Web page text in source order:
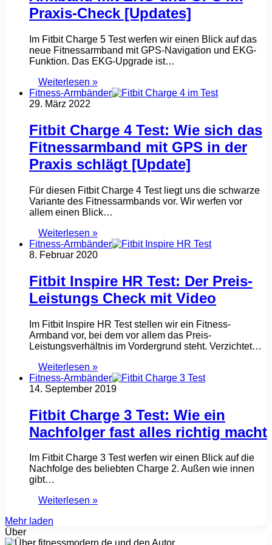
Praxis-Check [Updates]
Im Fitbit Charge 5 Test werfen wir einen Blick auf das
neue Fitnessarmband mit GPS-Navigation und EKG-
Funktion. Das EKG-Upgrade ist…
Weiterlesen »
Fitness-Armbänder
29. März 2022
Fitbit Charge 4 Test: Wie sich das
Fitnessarmband mit GPS in der
Praxis schlägt [Update]
Für diesen Fitbit Charge 4 Test liegt uns die schwarze
Variante des Fitnessarmbands vor. Wir werfen vor
allem einen Blick…
Weiterlesen »
Fitness-Armbänder
8. Februar 2020
Fitbit Inspire HR Test: Der Preis-
Leistungs Check mit Video
Im Fitbit Inspire HR Test stellen wir ein Fitness-
Armband vor, bei dem vor allem das Preis-
Leistungsverhältnis im Vordergrund steht. Verzichtet…
Weiterlesen »
Fitness-Armbänder
14. September 2019
Fitbit Charge 3 Test: Wie ein
Nachfolger fast alles richtig macht
Im Fitbit Charge 3 Test werfen wir einen Blick auf die
Nachfolge des beliebten Charge 2. Außen wie innen
gibt…
Weiterlesen »
Mehr laden
Über